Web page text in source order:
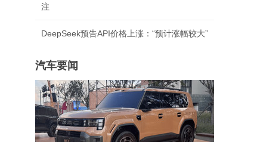
注
DeepSeek预告API价格上涨：“预计涨幅较大”
汽车要闻